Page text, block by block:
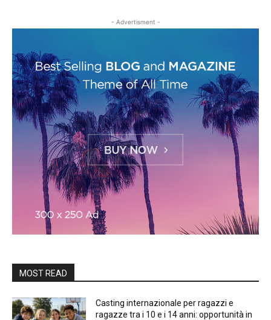
- Advertisment -
MOST READ
Casting internazionale per ragazzi e
ragazze tra i 10 e i 14 anni: opportunità in